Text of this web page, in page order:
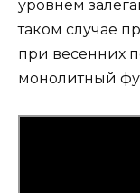
уровнем
таком случае
при весенних
монолитный